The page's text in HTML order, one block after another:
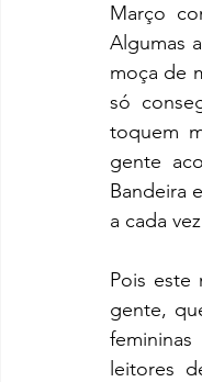
Março
Algumas
moça de
só
toquem
gente
Bandeira
a cada
Pois este
gente,
leitores